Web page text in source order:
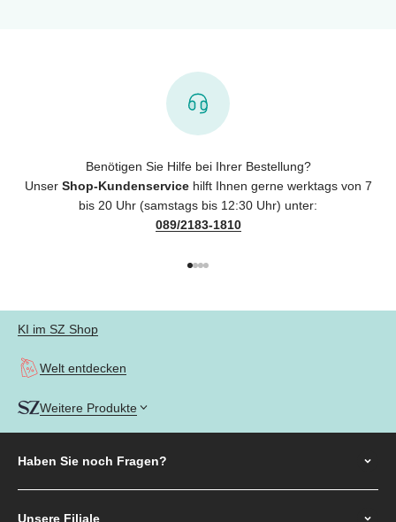
Benötigen Sie Hilfe bei Ihrer Bestellung?
Unser Shop-Kundenservicehilft Ihnen gerne werktags von 7
bis 20 Uhr (samstags bis 12:30 Uhr) unter:
089/2183-1810
KI im SZ Shop
Welt entdecken
Weitere Produkte
Haben Sie noch Fragen?
Unsere Filiale